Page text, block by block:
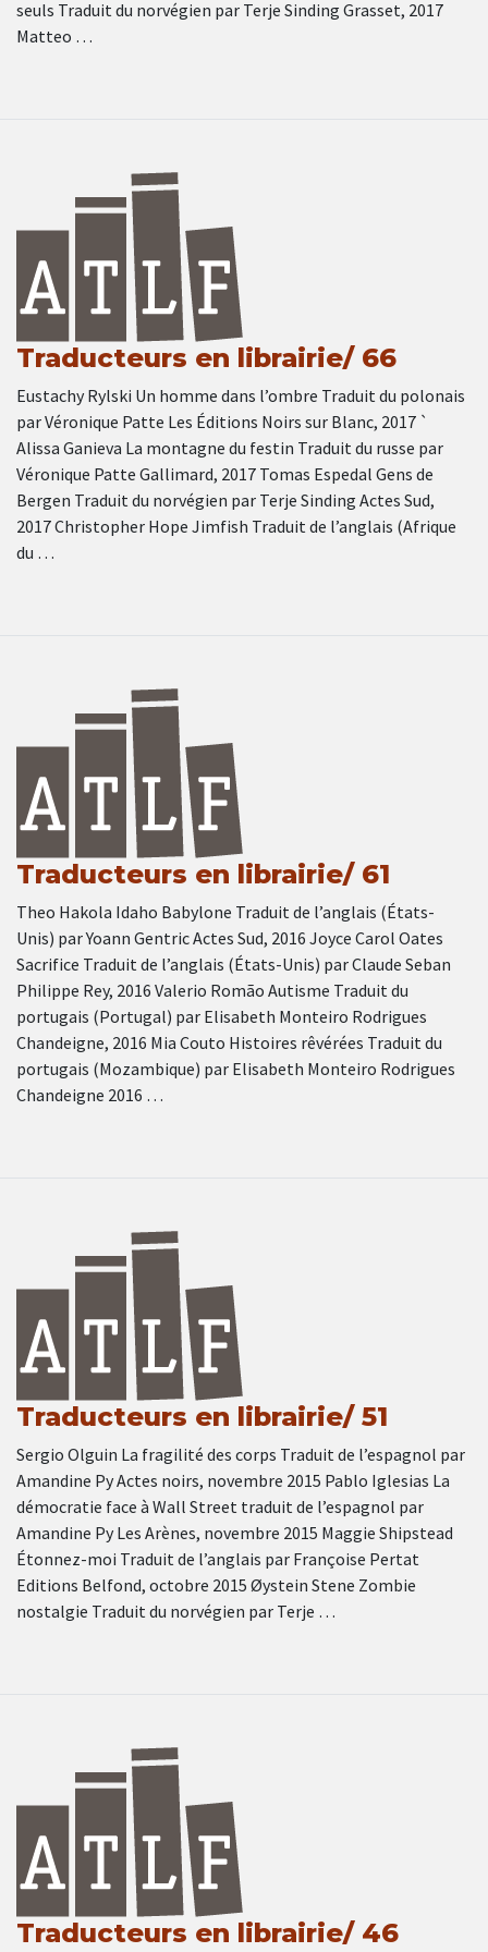
seuls Traduit du norvégien par Terje Sinding Grasset, 2017
Matteo …
Traducteurs en librairie/ 66
Eustachy Rylski Un homme dans l’ombre Traduit du polonais
par Véronique Patte Les Éditions Noirs sur Blanc, 2017 `
Alissa Ganieva La montagne du festin Traduit du russe par
Véronique Patte Gallimard, 2017 Tomas Espedal Gens de
Bergen Traduit du norvégien par Terje Sinding Actes Sud,
2017 Christopher Hope Jimfish Traduit de l’anglais (Afrique
du …
Traducteurs en librairie/ 61
Theo Hakola Idaho Babylone Traduit de l’anglais (États-
Unis) par Yoann Gentric Actes Sud, 2016 Joyce Carol Oates
Sacrifice Traduit de l’anglais (États-Unis) par Claude Seban
Philippe Rey, 2016 Valerio Romão Autisme Traduit du
portugais (Portugal) par Elisabeth Monteiro Rodrigues
Chandeigne, 2016 Mia Couto Histoires rêvérées Traduit du
portugais (Mozambique) par Elisabeth Monteiro Rodrigues
Chandeigne 2016 …
Traducteurs en librairie/ 51
Sergio Olguin La fragilité des corps Traduit de l’espagnol par
Amandine Py Actes noirs, novembre 2015 Pablo Iglesias La
démocratie face à Wall Street traduit de l’espagnol par
Amandine Py Les Arènes, novembre 2015 Maggie Shipstead
Étonnez-moi Traduit de l’anglais par Françoise Pertat
Editions Belfond, octobre 2015 Øystein Stene Zombie
nostalgie Traduit du norvégien par Terje …
Traducteurs en librairie/ 46